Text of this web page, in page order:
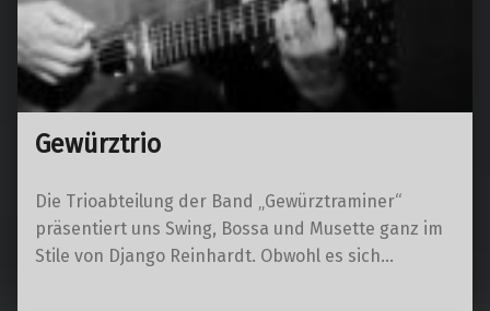
Gewürztrio
Die Trioabteilung der Band „Gewürztraminer“
präsentiert uns Swing, Bossa und Musette ganz im
Stile von Django Reinhardt. Obwohl es sich…